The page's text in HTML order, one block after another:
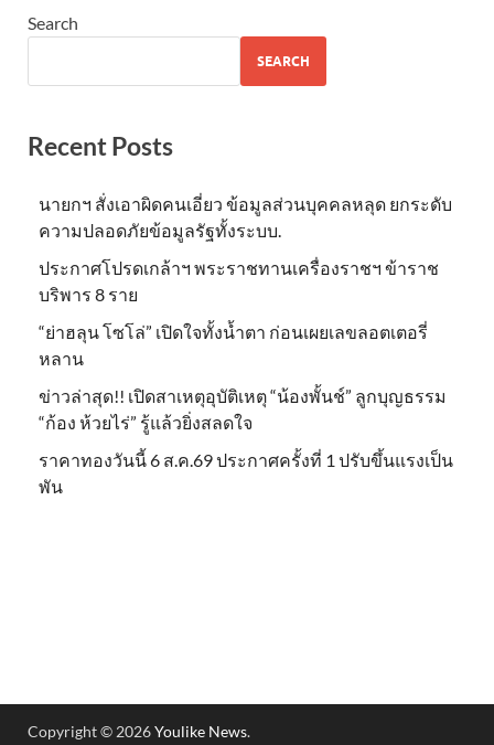
Search
SEARCH
Recent Posts
นายกฯ สั่งเอาผิดคนเอี่ยว ข้อมูลส่วนบุคคลหลุด ยกระดับ
ความปลอดภัยข้อมูลรัฐทั้งระบบ.
ประกาศโปรดเกล้าฯ พระราชทานเครื่องราชฯ ข้าราช
บริพาร 8 ราย
“ย่าฮลุน โซโล่” เปิดใจทั้งน้ำตา ก่อนเผยเลขลอตเตอรี่
หลาน
ข่าวล่าสุด!! เปิดสาเหตุอุบัติเหตุ “น้องพั้นช์” ลูกบุญธรรม
“ก้อง ห้วยไร่” รู้แล้วยิ่งสลดใจ
ราคาทองวันนี้ 6 ส.ค.69 ประกาศครั้งที่ 1 ปรับขึ้นแรงเป็น
พัน
Copyright © 2026Youlike News.